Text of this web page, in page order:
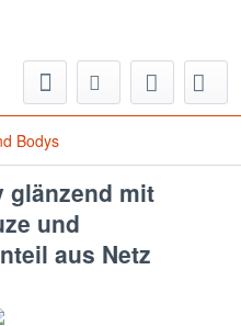
Bodys
glänzend mit
und
aus Netz